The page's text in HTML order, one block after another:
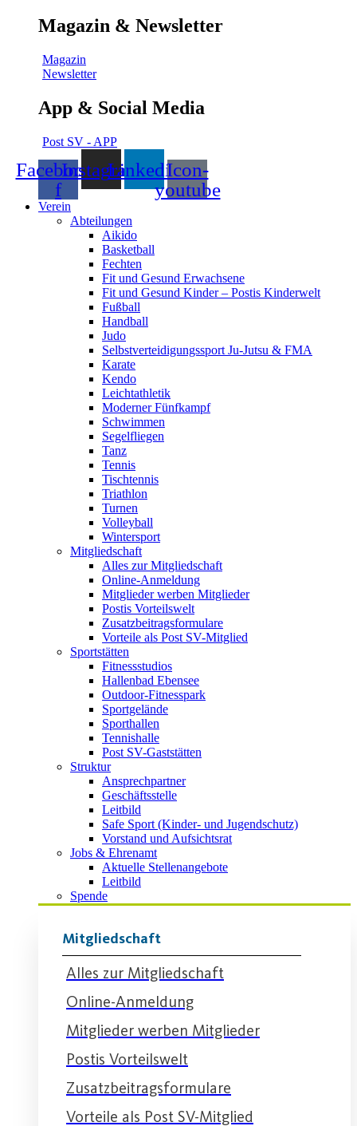
Magazin & Newsletter
Magazin
Newsletter
App & Social Media
Post SV - APP
Facebook-
f
InstagramLinkedinIcon-
youtube
Verein
Abteilungen
Aikido
Basketball
Fechten
Fit und Gesund Erwachsene
Fit und Gesund Kinder – Postis Kinderwelt
Fußball
Handball
Judo
Selbstverteidigungssport Ju-Jutsu & FMA
Karate
Kendo
Leichtathletik
Moderner Fünfkampf
Schwimmen
Segelfliegen
Tanz
Tennis
Tischtennis
Triathlon
Turnen
Volleyball
Wintersport
Mitgliedschaft
Alles zur Mitgliedschaft
Online-Anmeldung
Mitglieder werben Mitglieder
Postis Vorteilswelt
Zusatzbeitragsformulare
Vorteile als Post SV-Mitglied
Sportstätten
Fitnessstudios
Hallenbad Ebensee
Outdoor-Fitnesspark
Sportgelände
Sporthallen
Tennishalle
Post SV-Gaststätten
Struktur
Ansprechpartner
Geschäftsstelle
Leitbild
Safe Sport (Kinder- und Jugendschutz)
Vorstand und Aufsichtsrat
Jobs & Ehrenamt
Aktuelle Stellenangebote
Leitbild
Spende
Mitgliedschaft
Alles zur Mitgliedschaft
Online-Anmeldung
Mitglieder werben Mitglieder
Postis Vorteilswelt
Zusatzbeitragsformulare
Vorteile als Post SV-Mitglied